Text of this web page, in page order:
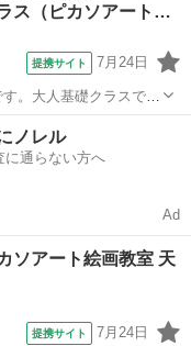
ス（ピカソアート…
提携サイト 7月24日
。大人基礎クラスでは
なく基本的な絵画の知
学べて振替もできる、
ノレル
に通らない方へ
Ad
ソアート絵画教室 天
提携サイト 7月24日